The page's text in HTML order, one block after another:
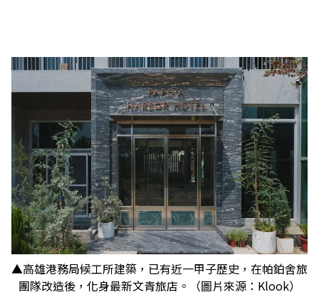
▲高雄港務局候工所建築，已有近一甲子歷史，在帕鉑舍旅
團隊改造後，化身最新文青旅店。（圖片來源：Klook）